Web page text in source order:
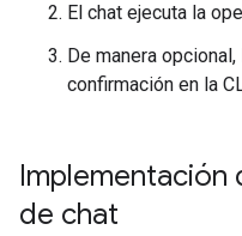
El chat ejecuta la
De manera
confirmación en la
Implementación
de chat